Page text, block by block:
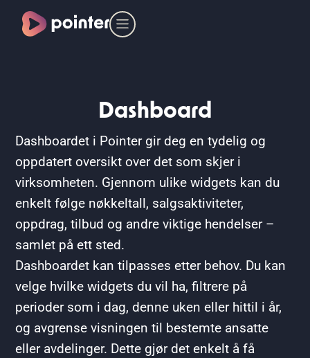
Dashboard
Dashboardet i Pointer gir deg en tydelig og
oppdatert oversikt over det som skjer i
virksomheten. Gjennom ulike widgets kan du
enkelt følge nøkkeltall, salgsaktiviteter,
oppdrag, tilbud og andre viktige hendelser –
samlet på ett sted.
Dashboardet kan tilpasses etter behov. Du kan
velge hvilke widgets du vil ha, filtrere på
perioder som i dag, denne uken eller hittil i år,
og avgrense visningen til bestemte ansatte
eller avdelinger. Dette gjør det enkelt å få